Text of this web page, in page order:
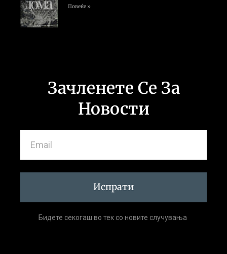
Повеќе »
Зачленете Се За
Новости
Испрати
Бидете секогаш во тек со новите случувања